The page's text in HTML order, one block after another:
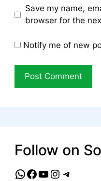
Save my name,
browser for the
Notify me of new
Follow on
WhatsApp
Facebook
YouTube
Instagram